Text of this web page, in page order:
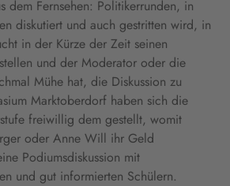
dem Fernsehen: Politikerrunden, in
diskutiert und auch gestritten wird, in
in der Kürze der Zeit seinen
und der Moderator oder die
Mühe hat, die Diskussion zu
Marktoberdorf haben sich die
freiwillig dem gestellt, womit
oder Anne Will ihr Geld
Podiumsdiskussion mit
und gut informierten Schülern.